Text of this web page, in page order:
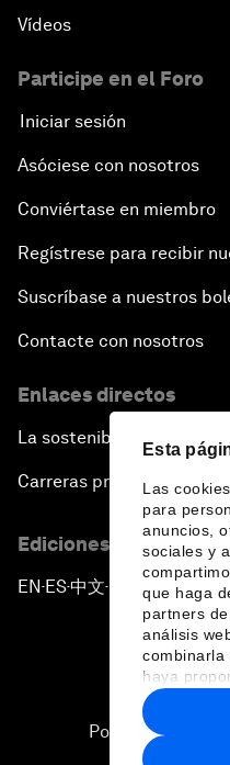
Esta
Las
para
anuncios,
sociales y
que haga
partners
análisis
combinarla
haya
recopilado
hecho de
Vídeos
Participe en el Foro
Iniciar sesión
Asóciese con nosotros
Conviértase en miembro
Regístrese para recibir
Suscríbase a nuestros
Contacte con nosotros
Enlaces directos
La sostenibilidad en el Foro
Carreras profesionales
Ediciones en otros
EN ▪ES▪中文▪ 日本語
Política de